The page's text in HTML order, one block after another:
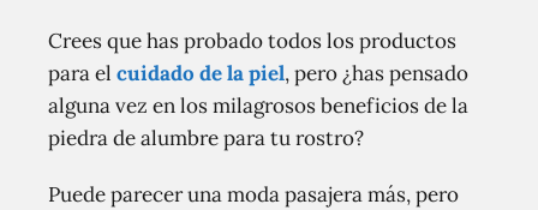
Crees que has probado todos los productos
para el cuidado de la piel, pero ¿has pensado
alguna vez en los milagrosos beneficios de la
piedra de alumbre para tu rostro?
Puede parecer una moda pasajera más, pero